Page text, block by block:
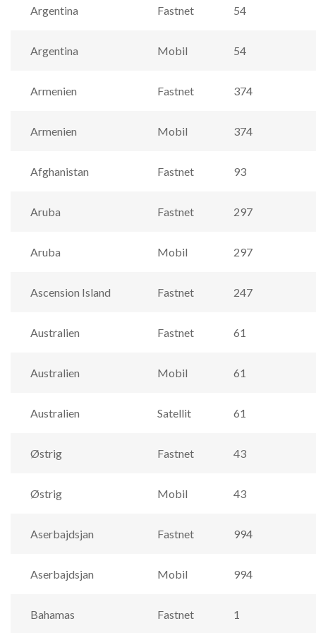
Argentina Fastnet 54
Argentina Mobil 54
Armenien Fastnet 374
Armenien Mobil 374
Afghanistan Fastnet 93
Aruba Fastnet 297
Aruba Mobil 297
Ascension Island Fastnet 247
Australien Fastnet 61
Australien Mobil 61
Australien Satellit 61
Østrig Fastnet 43
Østrig Mobil 43
Aserbajdsjan Fastnet 994
Aserbajdsjan Mobil 994
Bahamas Fastnet 1